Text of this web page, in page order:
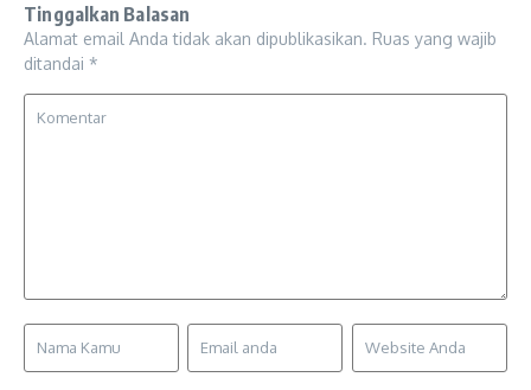
Tinggalkan Balasan
Alamat email Anda tidak akan dipublikasikan. Ruas yang wajib
ditandai *